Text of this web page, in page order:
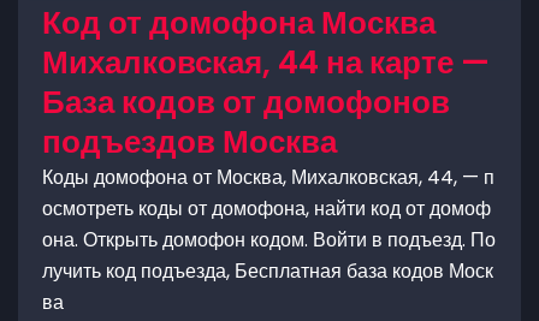
Код от домофона Москва
Михалковская, 44 на карте —
База кодов от домофонов
подъездов Москва
Коды домофона от Москва, Михалковская, 44, — п
осмотреть коды от домофона, найти код от домоф
она. Открыть домофон кодом. Войти в подъезд. По
лучить код подъезда, Бесплатная база кодов Моск
ва